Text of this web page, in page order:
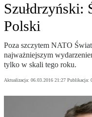
Szułdrzyński:
Polski
Poza szczytem NATO
najważniejszym
tylko w skali tego roku.
Aktualizacja: 06.03.2016 21:27 Publikacja: